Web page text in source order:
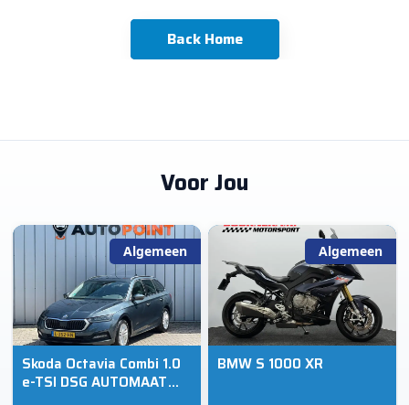
Back Home
Voor Jou
Algemeen
Skoda Octavia Combi 1.0
e-TSI DSG AUTOMAAT
Algemeen
BMW S 1000 XR